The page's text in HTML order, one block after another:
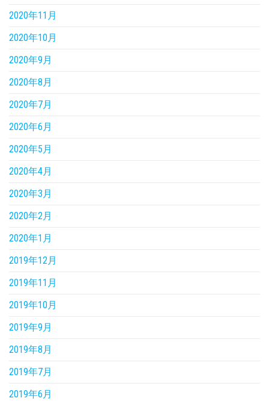
2020年11月
2020年10月
2020年9月
2020年8月
2020年7月
2020年6月
2020年5月
2020年4月
2020年3月
2020年2月
2020年1月
2019年12月
2019年11月
2019年10月
2019年9月
2019年8月
2019年7月
2019年6月